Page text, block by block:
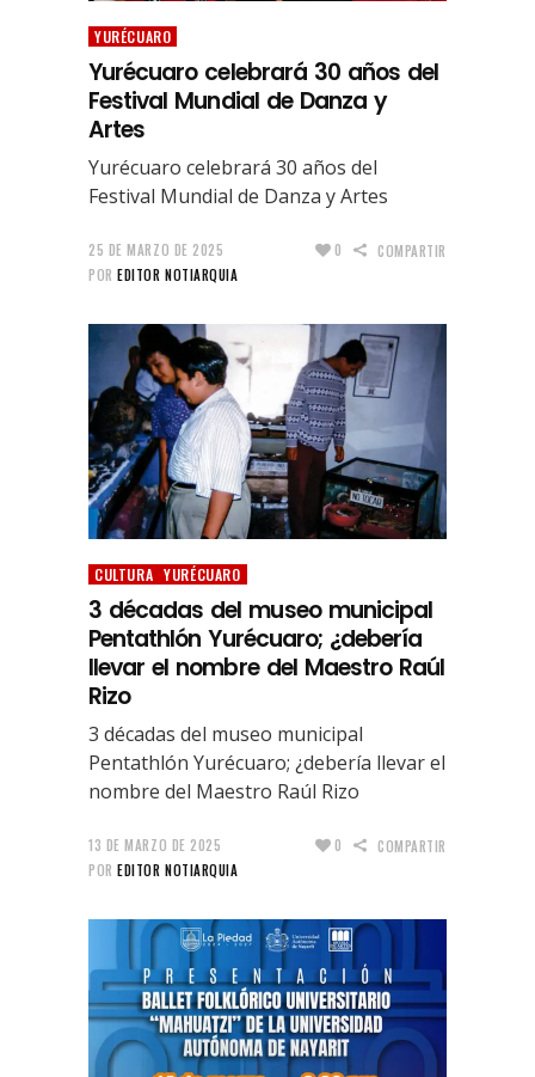
YURÉCUARO
Yurécuaro celebrará 30 años del
Festival Mundial de Danza y
Artes
Yurécuaro celebrará 30 años del
Festival Mundial de Danza y Artes
25 DE MARZO DE 2025
POR EDITOR NOTIARQUIA
0 COMPARTIR
CULTURA YURÉCUARO
3 décadas del museo municipal
Pentathlón Yurécuaro; ¿debería
llevar el nombre del Maestro Raúl
Rizo
3 décadas del museo municipal
Pentathlón Yurécuaro; ¿debería llevar el
nombre del Maestro Raúl Rizo
13 DE MARZO DE 2025
POR EDITOR NOTIARQUIA
0 COMPARTIR